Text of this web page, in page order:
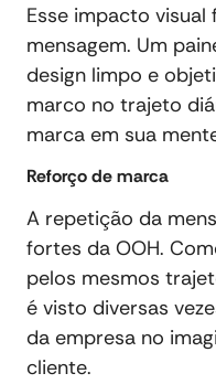
Esse impacto
mensagem. Um
design limpo e
marco no trajeto
marca em sua
Reforço de marca
A repetição da
fortes da OOH.
pelos mesmos
é visto diversas
da empresa no
cliente.